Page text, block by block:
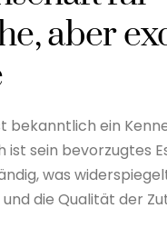
aber
bekanntlich ein
ist sein bevorzugtes
was
die Qualität der